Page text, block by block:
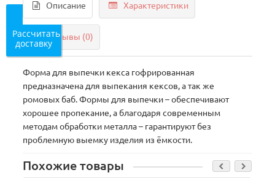
Описание Характеристики
Отзывы (0)
Форма для выпечки кекса гофрированная
предназначена для выпекания кексов, а так же
ромовых баб. Формы для выпечки – обеспечивают
хорошее пропекание, а благодаря современным
методам обработки металла – гарантируют без
проблемную выемку изделия из ёмкости.
Похожие товары
Рассчитать
доставку